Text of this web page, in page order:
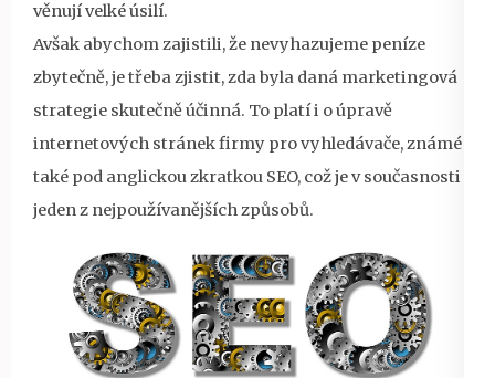
věnují velké úsilí.
Avšak abychom zajistili, že nevyhazujeme peníze
zbytečně, je třeba zjistit, zda byla daná marketingová
strategie skutečně účinná. To platí i o úpravě
internetových stránek firmy pro vyhledávače, známé
také pod anglickou zkratkou SEO, což je v současnosti
jeden z nejpoužívanějších způsobů.